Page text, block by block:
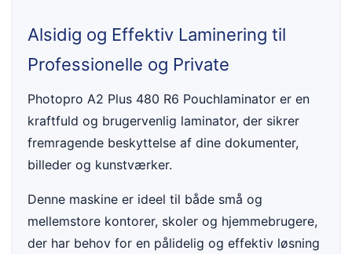
Alsidig og Effektiv Laminering til
Professionelle og Private
Photopro A2 Plus 480 R6 Pouchlaminator er en
kraftfuld og brugervenlig laminator, der sikrer
fremragende beskyttelse af dine dokumenter,
billeder og kunstværker.
Denne maskine er ideel til både små og
mellemstore kontorer, skoler og hjemmebrugere,
der har behov for en pålidelig og effektiv løsning